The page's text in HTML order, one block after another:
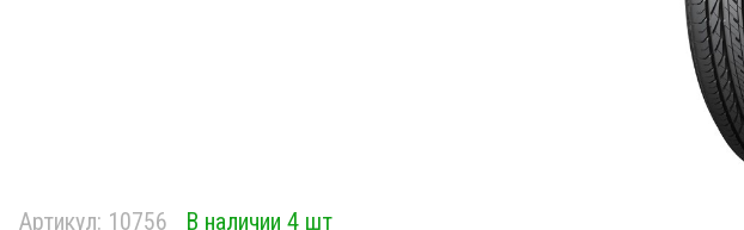
Артикул: 10756 В наличии 4 шт